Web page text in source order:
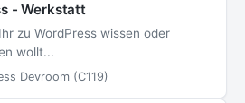
- Werkstatt
zu WordPress wissen oder
wollt...
Devroom (C119)